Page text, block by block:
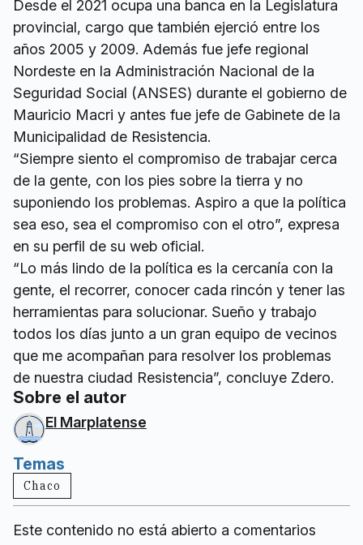
Desde el 2021 ocupa una banca en la Legislatura
provincial, cargo que también ejerció entre los
años 2005 y 2009. Además fue jefe regional
Nordeste en la Administración Nacional de la
Seguridad Social (ANSES) durante el gobierno de
Mauricio Macri y antes fue jefe de Gabinete de la
Municipalidad de Resistencia.
“Siempre siento el compromiso de trabajar cerca
de la gente, con los pies sobre la tierra y no
suponiendo los problemas. Aspiro a que la política
sea eso, sea el compromiso con el otro”, expresa
en su perfil de su web oficial.
“Lo más lindo de la política es la cercanía con la
gente, el recorrer, conocer cada rincón y tener las
herramientas para solucionar. Sueño y trabajo
todos los días junto a un gran equipo de vecinos
que me acompañan para resolver los problemas
de nuestra ciudad Resistencia”, concluye Zdero.
Sobre el autor
El Marplatense
Temas
Chaco
Este contenido no está abierto a comentarios